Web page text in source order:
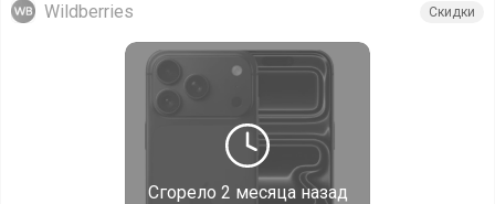
Сгорело 2 месяца назад
Wildberries Скидки